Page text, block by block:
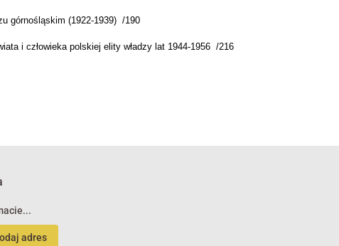
górnośląskim (1922-1939) /190
i człowieka polskiej elity władzy lat 1944-1956 /216